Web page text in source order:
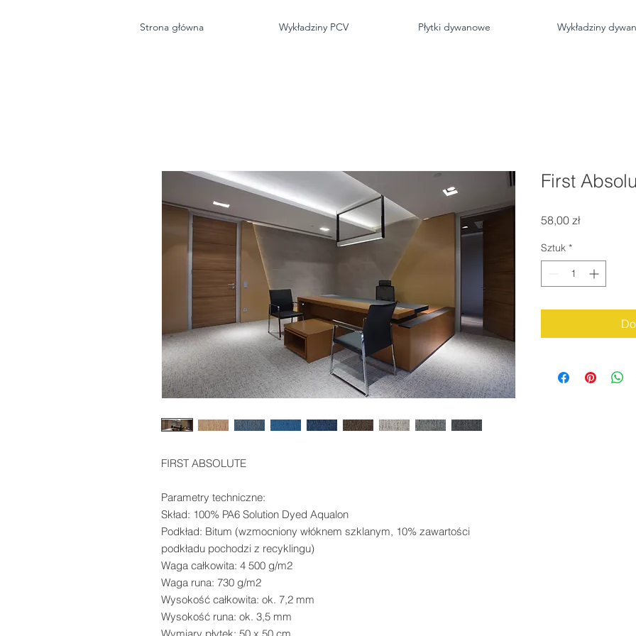
Strona główna Wykładziny PCV Płytki dywanowe Wykładziny
FIRST ABSOLUTE
Parametry techniczne:
Skład: 100% PA6 Solution Dyed Aqualon
Podkład: Bitum (wzmocniony włóknem szklanym, 10% zawartości
podkładu pochodzi z recyklingu)
Waga całkowita: 4 500 g/m2
Waga runa: 730 g/m2
Wysokość całkowita: ok. 7,2 mm
Wysokość runa: ok. 3,5 mm
First
58,00 złCena
Sztuk *